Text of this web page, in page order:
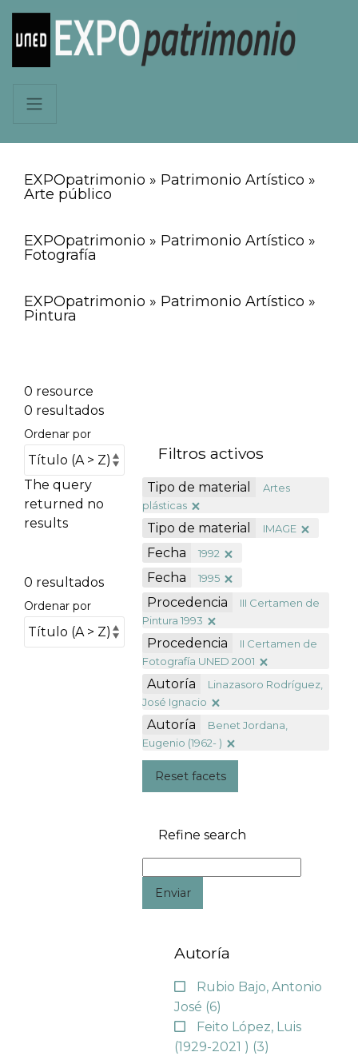
EXPOpatrimonio » Patrimonio Artístico »
Arte público
EXPOpatrimonio » Patrimonio Artístico »
Fotografía
EXPOpatrimonio » Patrimonio Artístico »
Pintura
0 resource
0 resultados
Ordenar por
The query
returned no
results
0 resultados
Ordenar por
Filtros activos
Tipo de material
Artes
plásticas
Tipo de material IMAGE
Fecha 1992
Fecha 1995
Procedencia
III Certamen de
Pintura 1993
Procedencia
II Certamen de
Fotografía UNED 2001
Autoría
Linazasoro Rodríguez,
José Ignacio
Autoría
Benet Jordana,
Eugenio (1962- )
Reset facets
Refine search
Enviar
Autoría
Rubio Bajo, Antonio
José (6)
Feito López, Luis
(1929-2021 ) (3)